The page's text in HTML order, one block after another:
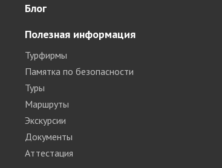
Блог
Полезная информация
Турфирмы
Памятка по безопасности
Туры
Маршруты
Экскурсии
Документы
Аттестация